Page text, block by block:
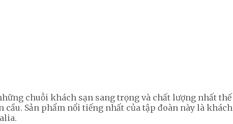
chuỗi khách sạn sang trọng và chất lượng nhất thế
Sản phẩm nổi tiếng nhất của tập đoàn này là khách